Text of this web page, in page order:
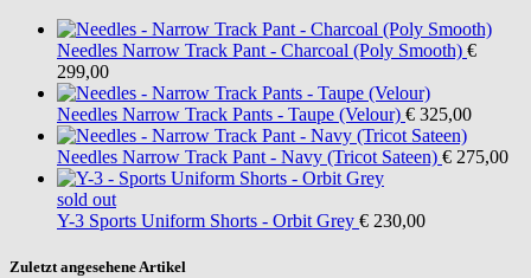
Needles Narrow Track Pant - Charcoal (Poly Smooth) €
299,00
Needles Narrow Track Pants - Taupe (Velour) € 325,00
Needles Narrow Track Pant - Navy (Tricot Sateen) € 275,00
sold out
Y-3 Sports Uniform Shorts - Orbit Grey € 230,00
Zuletzt angesehene Artikel